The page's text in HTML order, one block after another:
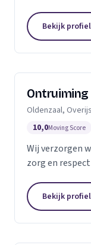
Brabant.
Bekijk profiel
Oldenzaal,
10,0Moving Score
Wij verzorgen
zorg en
Bekijk profiel